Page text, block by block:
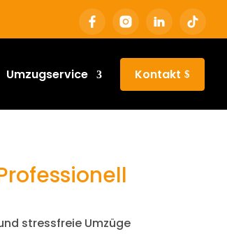
Umzugservice Kontakt
stressfreie Umzüge